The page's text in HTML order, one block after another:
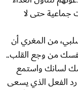
جماعية حتى لا
من المغري أن
نفسك من وجع القلب..
لسانك واستمع
رد الفعل الذي يسعى